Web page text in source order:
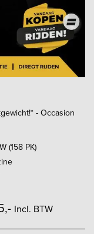
- Occasion
(158 PK)
Incl. BTW